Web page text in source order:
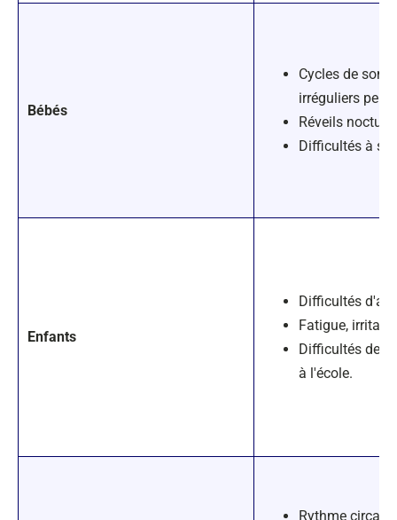
Bébés
Cycles de
irréguliers
Réveils
Difficultés à
Enfants
Difficultés
Fatigue,
Difficultés de
à l'école.
Rythme